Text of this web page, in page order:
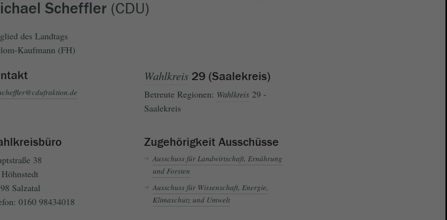
Scheffler (CDU)
des Landtags
Kaufmann (FH)
Wahlkreis 29 (Saalekreis)
Betreute Regionen: Wahlkreis 29 -
Saalekreis
38
Salzatal
0160 98434018
Zugehörigkeit Ausschüsse
Ausschuss für Landwirtschaft, Ernährung
und Forsten
Ausschuss für Wissenschaft, Energie,
Klimaschutz und Umwelt